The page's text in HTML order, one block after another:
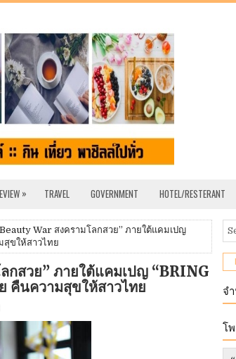
» TRAVEL GOVERNMENT HOTEL/RESTERANT
War สงครามโลกสวย” ภายใต้แคมเปญ
สุขให้สาวไทย
กสวย” ภายใต้แคมเปญ “BRING
คืนความสุขให้สาวไทย
จ
โ